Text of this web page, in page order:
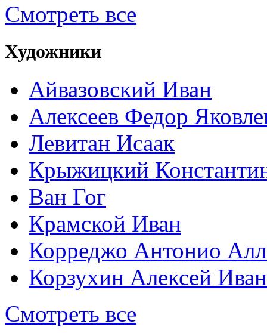
Смотреть все
Художники
Айвазовский Иван
Алексеев Федор
Левитан Исаак
Крыжицкий
Ван Гог
Крамской Иван
Корреджо Антонио
Корзухин Алексей
Смотреть все